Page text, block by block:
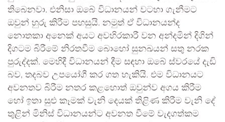
තිබෙනවා. එනිසා ඔබේ විධානයන් වටහා ගැනීමට
ඔවුන් හුරු කිරීම පහසුයි. නමුත් ඒ විධානයන්ද
නොතකා අනෙක් අයට අවහිරකාරී වන අන්දමින් දිගින්
දිගටම බිරීමේ නිරතවීම බොහෝ සුනඛයන් සතු නරක
පුරුද්දක්. මෙහිදී විධානයන් දීම සඳහා ඔබේ ස්වරයේ දැඩි
බව, තදබව උපයෝගී කර ගත හැකියි. එම විධානයට
අවනතව බිරීම නතර කළහොත් ඔවුන්ව අගය කිරීම
හෝ ඉතා සුළු කෑමක් වැනි දෙයක් තිළිණ කිරීම වැනි දේ
තුළින් මිනිස් විධානයන්ට අවනත වීමේ වැදගත්කම